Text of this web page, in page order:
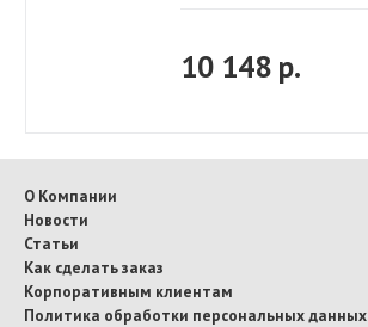
10 148 р.
О Компании
Новости
Статьи
Как сделать заказ
Корпоративным клиентам
Политика обработки персональных данных